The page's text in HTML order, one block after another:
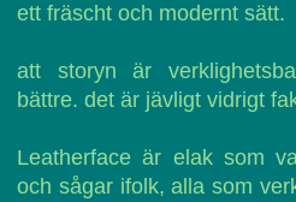
ett fräscht och modernt sätt.
att storyn är
bättre. det är jävligt vidrigt
Leatherface är elak som
och sågar ifolk, alla som